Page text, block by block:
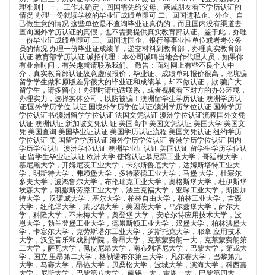
理准则】 一、工作未确定，回国需先给父母、亲戚朋友看下学历认证的
情况 办理一份就读学校的毕业证成绩单即可 二、回国进私企、外企、自
己做生意的情况 这些单位是不查询毕业证真伪的，而且国内没有渠道去
查询国外学历认证的真假，也不需要提供真实教育部认证。鉴于此，办理
一份毕业证成绩单即可 三、回国进国企、银行等事业性单位或者考公务
员的情况 办理一份毕业证成绩单，递交材料到教育部，办理真实教育部
认证 教育部学历认证 诚招代理：本公司诚聘当地合作代理人员，如果你
有业余时间，有兴趣就请联系我们。 敬告：面对网上有些不良个人中
介，真实教育部认证故意虚假报价，毕业证、成绩单却报价很高，挖坑骗
留学学生做和原版差异很大的毕业证和成绩单，却不做认证，欺 骗广大
留学生，请多留心！办理时请电话联系，或者视频看下对方的办公环境，
办理实力，选择实体公司，以防被骗！澳洲留学生学历认证 澳洲学历认
证/国外学历学位 认证 国境外学历学位认证/澳洲学历学位认证 国外学历
学位认证书/澳洲留学学位认证 法国文凭认证 澳洲学位认证流程国外文凭
认证 澳洲认证 新加坡文凭认 证 美国高中 美国文凭认证 美国大学 美国文
凭 美国查询 美国毕业证认证 美国学历认证流程 美国文凭认证 纽约学历
学位认证 美 国留学学历认证 海外学历学位认证 香港学历学位认证 国内
学历学位认证 澳洲学位认证 澳洲毕业证认证 美国认证 留学生学历学位认
证 留学生毕业证认证 欧洲大学 使馆认证慕尼黑工业大学，哥廷根大学，
慕尼黑大学，开姆尼茨工业大学，卡尔斯鲁厄大学，达姆斯塔特工业大
学，明斯特大学，弗赖堡大学，多特蒙德工业大学，马堡 大学，杜塞尔
多夫大学，波鸿鲁尔大学，布伦瑞克工业大学，奥格斯堡大学，杜伊斯堡
埃森大学，凯撒斯劳滕工业大学，法兰克福大学，亚琛工业大学，斯图加
特大学， 汉诺威大学，基尔大学，柏林自由大学，柏林工业大学，吉森
大学，纽伦堡大学，莱比锡大学，美因茨大学，乌尔兹堡大学，萨尔大
学，科隆大学，不来梅大学，奥登堡 大学，安哈尔特应用技术大学，波
恩大学，勃兰登堡工业大学，德累斯顿工业大学，汉堡大学，柏林洪堡大
学，卡塞尔大学，克劳斯塔尔工业大学，罗斯托克大学，耶拿 应用技术
大学，汉堡音乐和戏剧学院，鲁昂大学，克莱蒙费朗一大，克莱蒙费朗第
二大学，萨瓦大学，佩皮尼昂大学，南布列塔尼大学，巴黎大学，第戎大
学，国立 里昂第二大学，格勒诺布尔第三大学，凡尔赛大学，巴黎第九
大学，马赛大学，昂热大学，贝桑松大学，波城大学，滨海大学，科西嘉